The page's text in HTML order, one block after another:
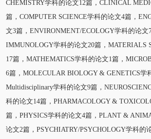
CHEMISTRY学科的论文12篇，CLINICAL
篇，COMPUTER SCIENCE学科的论文4篇，
文3篇，ENVIRONMENT/ECOLOGY学科的论文7
IMMUNOLOGY学科的论文20篇，MATERIALS
17篇，MATHEMATICS学科的论文1篇，
6篇，MOLECULAR BIOLOGY & GENETICS学
Multidisciplinary学科的论文9篇，
科的论文14篇，PHARMACOLOGY &
篇，PHYSICS学科的论文4篇，PLANT &
论文2篇，PSYCHIATRY/PSYCHOLOGY学科的